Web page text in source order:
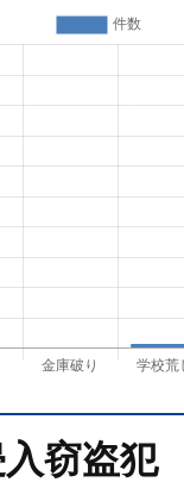
窃盗犯